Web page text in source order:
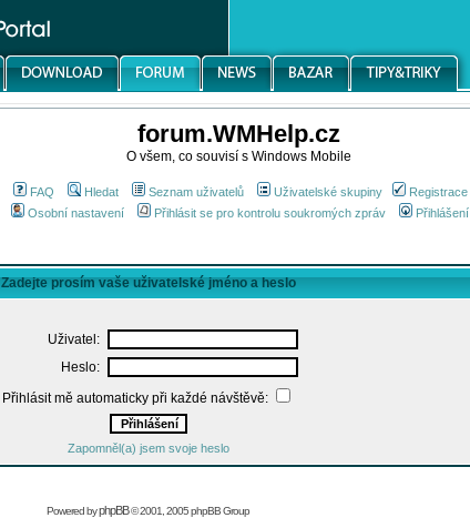
forum.WMHelp.cz
O všem, co souvisí s Windows Mobile
FAQ Hledat Seznam uživatelů Uživatelské skupiny
Registrace
Osobní nastavení
Přihlásit se pro kontrolu soukromých zpráv Přihlášení
Zadejte prosím vaše uživatelské jméno a heslo
Uživatel:
Heslo:
Přihlásit mě automaticky při každé návštěvě:
Zapomněl(a) jsem svoje heslo
Powered byphpBB© 2001, 2005 phpBB Group